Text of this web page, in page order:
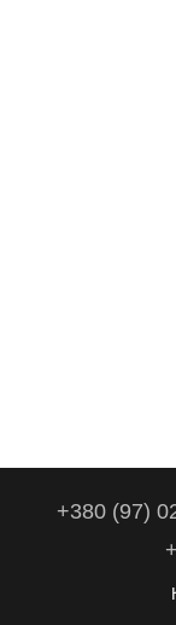
+380 (97)